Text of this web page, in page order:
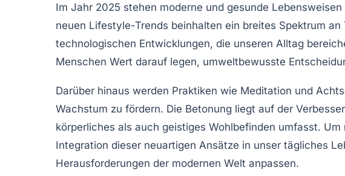
Im Jahr 2025 stehen moderne und gesunde
neuen Lifestyle-Trends beinhalten ein breites Spektrum
technologischen Entwicklungen, die unseren Alltag
Menschen Wert darauf legen, umweltbewusste
Darüber hinaus werden Praktiken wie Meditation und
Wachstum zu fördern. Die Betonung liegt auf der
körperliches als auch geistiges Wohlbefinden umfasst.
Integration dieser neuartigen Ansätze in unser tägliches
Herausforderungen der modernen Welt anpassen.